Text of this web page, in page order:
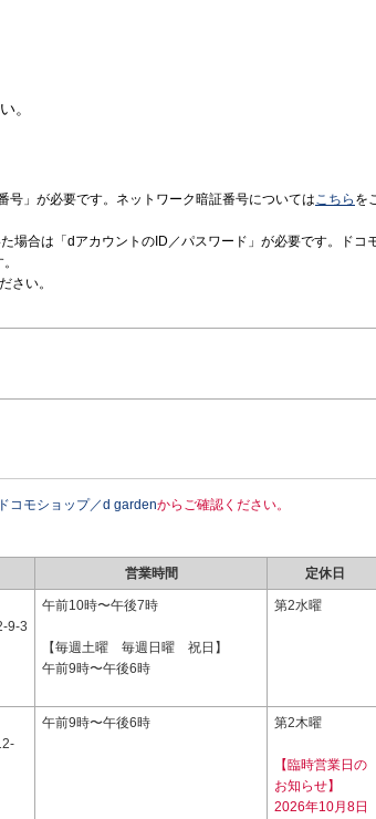
。
号」が必要です。ネットワーク暗証番号についてはこちら を
場合は「dアカウントのID／パスワード」が必要です。ドコ
さい。
ドコモショップ／d gardenからご確認ください。
営業時間 定休日
9-3
午前10時〜午後7時
【毎週土曜 毎週日曜 祝日】
午前9時〜午後6時
第2水曜
午前9時〜午後6時 第2木曜
【臨時営業日の
お知らせ】
2026年10月8日